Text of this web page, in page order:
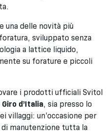
una delle novità più
sviluppato senza
a lattice liquido,
su forature e piccoli
i prodotti ufficiali Svitol
d’Italia, sia presso lo
villaggi: un’occasione per
manutenzione tutta la